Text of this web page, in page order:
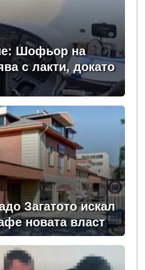
Шофьор на
с лакти, докато
Загатото искал
новата власт